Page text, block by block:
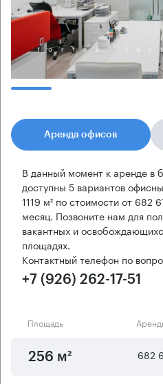
Аренда офисов
В данный момент к аренде в
доступны 5 вариантов
1119 м² по стоимости от 682
месяц. Позвоните нам для
вакантных и
площадях.
Контактный телефон по
+7 (926) 262-17-51
Площадь
256 м² 682